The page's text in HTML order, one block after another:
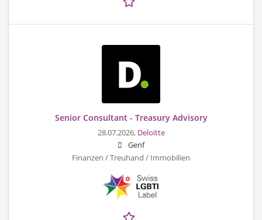
Senior Consultant - Treasury Advisory
28.07.2026, Deloitte
Genf
Finanzen / Treuhand / Immobilien